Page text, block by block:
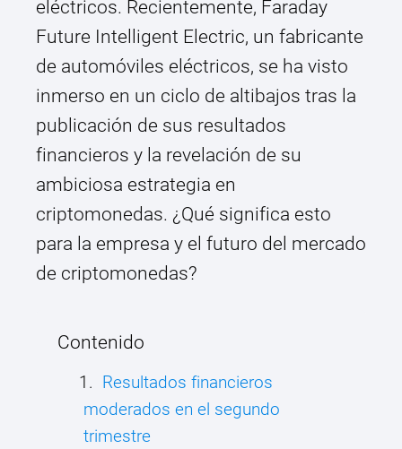
eléctricos. Recientemente, Faraday
Future Intelligent Electric, un fabricante
de automóviles eléctricos, se ha visto
inmerso en un ciclo de altibajos tras la
publicación de sus resultados
financieros y la revelación de su
ambiciosa estrategia en
criptomonedas. ¿Qué significa esto
para la empresa y el futuro del mercado
de criptomonedas?
Contenido
Resultados financieros
moderados en el segundo
trimestre